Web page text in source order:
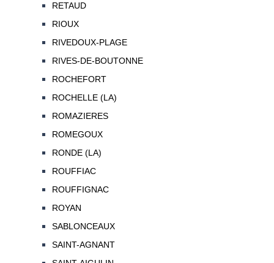
RETAUD
RIOUX
RIVEDOUX-PLAGE
RIVES-DE-BOUTONNE
ROCHEFORT
ROCHELLE (LA)
ROMAZIERES
ROMEGOUX
RONDE (LA)
ROUFFIAC
ROUFFIGNAC
ROYAN
SABLONCEAUX
SAINT-AGNANT